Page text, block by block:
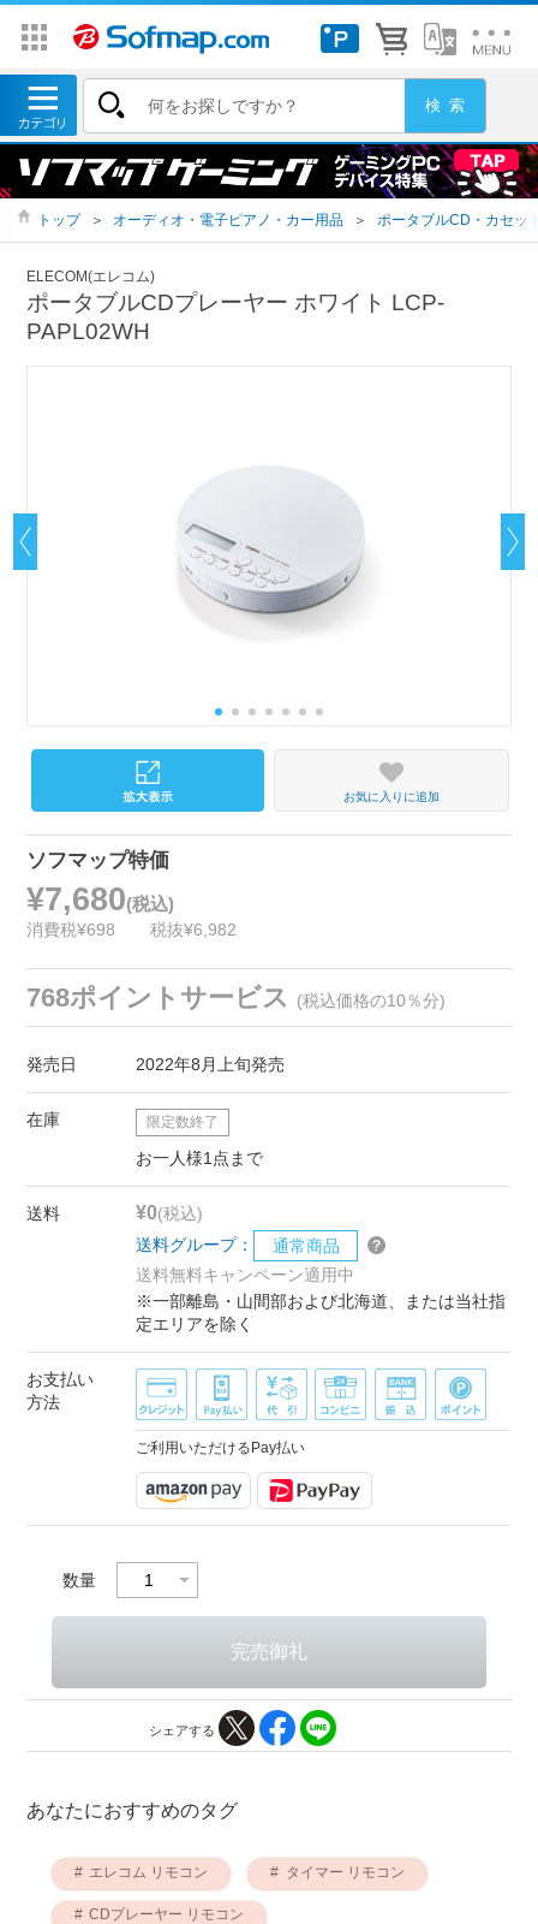
トップ ＞ オーディオ・電子ピアノ・カー用品 ＞ ポータブルCD・カセッ
ELECOM(エレコム)
ポータブルCDプレーヤー ホワイト LCP-
PAPL02WH
お気に入りに追加
ソフマップ特価
¥7,680(税込)
消費税¥698 税抜¥6,982
768ポイントサービス (税込価格の10％分)
発売日 2022年8月上旬発売
在庫 限定数終了
お一人様1点まで
送料 ¥0(税込)
送料グループ：
通常商品
送料無料キャンペーン適用中
※一部離島・山間部および北海道、または当社指
定エリアを除く
お支払い
方法
ご利用いただけるPay払い
数量
シェアする
あなたにおすすめのタグ
エレコム リモコン タイマー リモコン
CDプレーヤー リモコン